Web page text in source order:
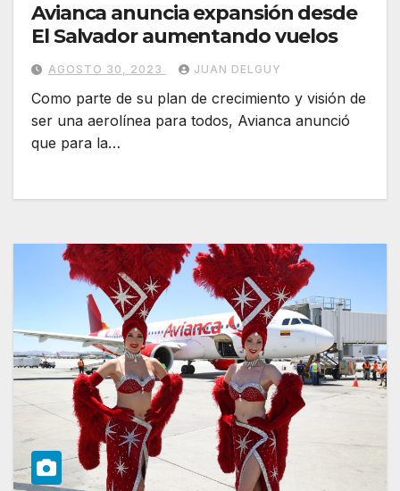
Avianca anuncia expansión desde
El Salvador aumentando vuelos
AGOSTO 30, 2023 JUAN DELGUY
Como parte de su plan de crecimiento y visión de
ser una aerolínea para todos, Avianca anunció
que para la…